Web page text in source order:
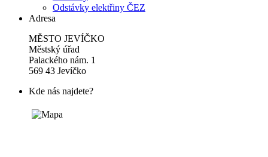
Odstávky elektřiny ČEZ
Adresa
MĚSTO JEVÍČKO
Městský úřad
Palackého nám. 1
569 43 Jevíčko
Kde nás najdete?